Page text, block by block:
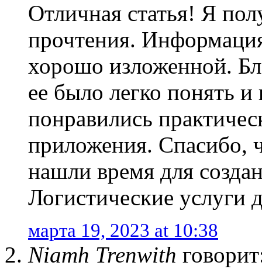
Отличная статья! Я
прочтения.
хорошо изложенной.
ее было легко понять
понравились
приложения. Спасибо,
нашли время для
Логистические услуги
марта 19, 2023 at 10:38
Niamh Trenwith